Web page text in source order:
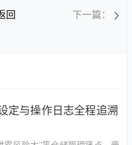
回 下一篇：
定与操作日志全程追溯